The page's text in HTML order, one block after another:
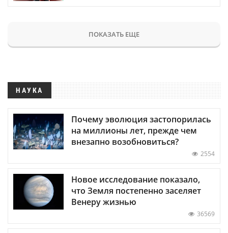
ПОКАЗАТЬ ЕЩЕ
НАУКА
Почему эволюция застопорилась
на миллионы лет, прежде чем
внезапно возобновиться?
2554
Новое исследование показало,
что Земля постепенно заселяет
Венеру жизнью
36569